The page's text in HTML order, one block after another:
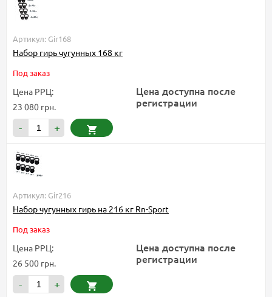
Артикул: Gir168
Набор гирь чугунных 168 кг
Под заказ
Цена РРЦ:
23 080 грн.
Цена доступна после
регистрации
- +
Артикул: Gir216
Набор чугунных гирь на 216 кг Rn-Sport
Под заказ
Цена РРЦ:
26 500 грн.
Цена доступна после
регистрации
- +